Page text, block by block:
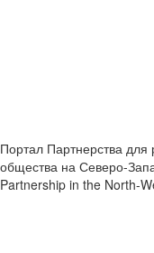
Портал Партнерства
общества на Северо-
Partnership in the North-